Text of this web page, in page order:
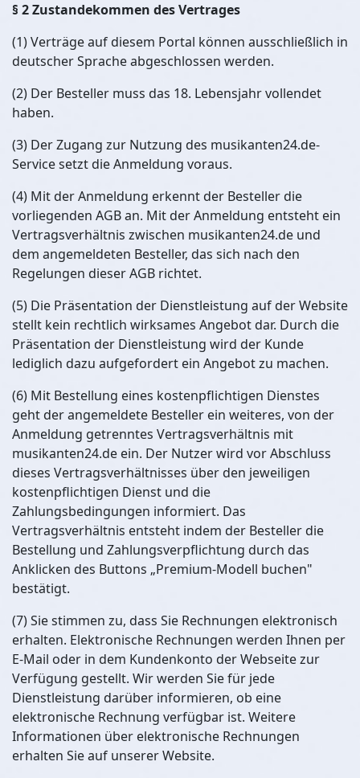
§ 2 Zustandekommen des Vertrages
(1) Verträge auf diesem Portal können ausschließlich in
deutscher Sprache abgeschlossen werden.
(2) Der Besteller muss das 18. Lebensjahr vollendet
haben.
(3) Der Zugang zur Nutzung des musikanten24.de-
Service setzt die Anmeldung voraus.
(4) Mit der Anmeldung erkennt der Besteller die
vorliegenden AGB an. Mit der Anmeldung entsteht ein
Vertragsverhältnis zwischen musikanten24.de und
dem angemeldeten Besteller, das sich nach den
Regelungen dieser AGB richtet.
(5) Die Präsentation der Dienstleistung auf der Website
stellt kein rechtlich wirksames Angebot dar. Durch die
Präsentation der Dienstleistung wird der Kunde
lediglich dazu aufgefordert ein Angebot zu machen.
(6) Mit Bestellung eines kostenpflichtigen Dienstes
geht der angemeldete Besteller ein weiteres, von der
Anmeldung getrenntes Vertragsverhältnis mit
musikanten24.de ein. Der Nutzer wird vor Abschluss
dieses Vertragsverhältnisses über den jeweiligen
kostenpflichtigen Dienst und die
Zahlungsbedingungen informiert. Das
Vertragsverhältnis entsteht indem der Besteller die
Bestellung und Zahlungsverpflichtung durch das
Anklicken des Buttons „Premium-Modell buchen"
bestätigt.
(7) Sie stimmen zu, dass Sie Rechnungen elektronisch
erhalten. Elektronische Rechnungen werden Ihnen per
E-Mail oder in dem Kundenkonto der Webseite zur
Verfügung gestellt. Wir werden Sie für jede
Dienstleistung darüber informieren, ob eine
elektronische Rechnung verfügbar ist. Weitere
Informationen über elektronische Rechnungen
erhalten Sie auf unserer Website.